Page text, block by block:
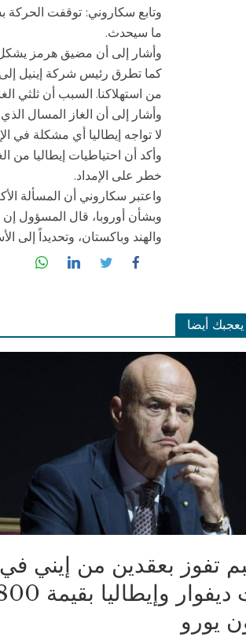
وتابع سكاروني: توقفت الحركة
ما سيحدث.
وأشار إلى أن مضيق هرمز يشكل
من استهلاكنا. السبب أن ثلثي
وأشار إلى أن الغاز المسال
لا تواجه إيطاليا أي مشكلة في
خطر على الإمداد.
واعتبر سكاروني أن المسألة
وبشأن أوروبا، قال المسؤول إن
والهند وباكستان، وتحديداً إلى
يعجبك أيضا
تفوز بعقدين من إيني في
كوت ديفوار وإيطاليا
يورو